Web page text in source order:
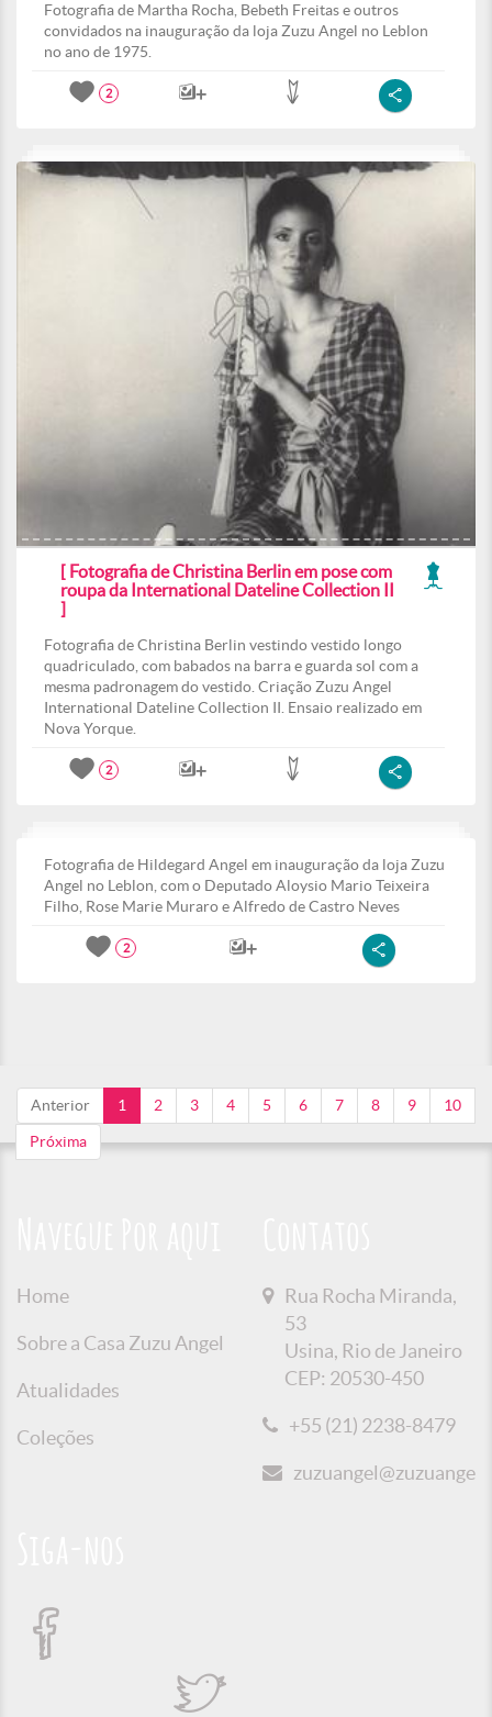
Fotografia de Martha Rocha, Bebeth Freitas e outros
convidados na inauguração da loja Zuzu Angel no Leblon
no ano de 1975.
2
[ Fotografia de Christina Berlin em pose com
roupa da International Dateline Collection II
]
Fotografia de Christina Berlin vestindo vestido longo
quadriculado, com babados na barra e guarda sol com a
mesma padronagem do vestido. Criação Zuzu Angel
International Dateline Collection II. Ensaio realizado em
Nova Yorque.
2
Fotografia de Hildegard Angel em inauguração da loja Zuzu
Angel no Leblon, com o Deputado Aloysio Mario Teixeira
Filho, Rose Marie Muraro e Alfredo de Castro Neves
2
Anterior 1 2 3 4 5 6 7 8 9 10
Próxima
Home
Sobre a Casa Zuzu Angel
Atualidades
Coleções
Rua Rocha Miranda,
53
Usina, Rio de Janeiro
CEP: 20530-450
+55 (21) 2238-8479